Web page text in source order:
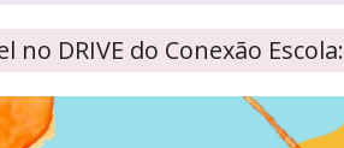
DRIVE do Conexão Escola: